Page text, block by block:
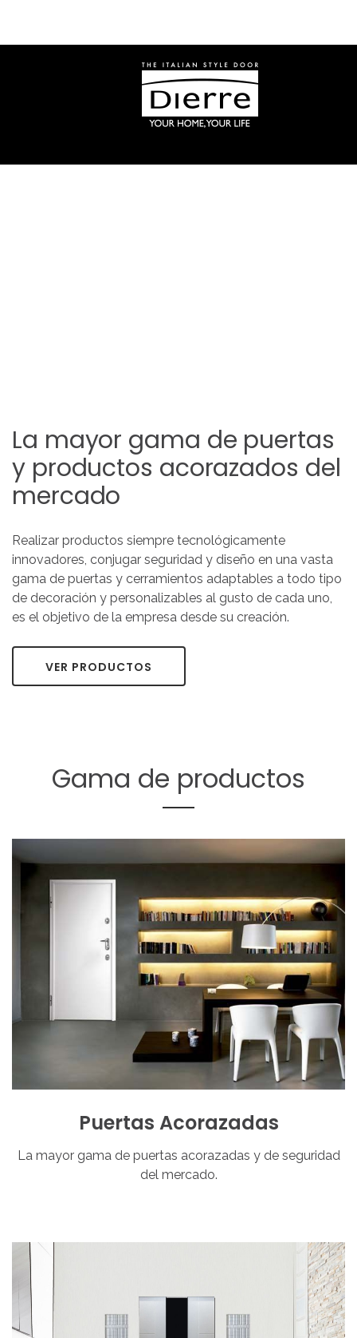
La mayor gama de puertas
y productos acorazados del
mercado
Realizar productos siempre tecnológicamente
innovadores, conjugar seguridad y diseño en una vasta
gama de puertas y cerramientos adaptables a todo tipo
de decoración y personalizables al gusto de cada uno,
es el objetivo de la empresa desde su creación.
VER PRODUCTOS
Gama de productos
Puertas Acorazadas
La mayor gama de puertas acorazadas y de seguridad
del mercado.